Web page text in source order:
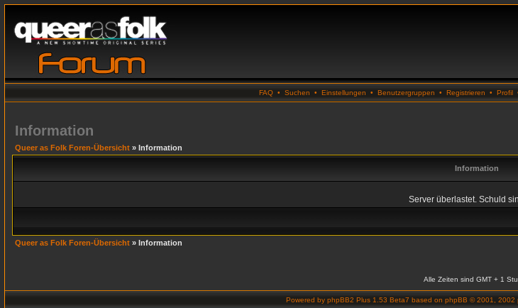
FAQ • Suchen • Einstellungen • Benutzergruppen • Registrieren • Profil
Information
Queer as Folk Foren-Übersicht » Information
Information
Server überlastet. Schuld
Queer as Folk Foren-Übersicht » Information
Alle Zeiten sind GMT + 1
Powered by phpBB2 Plus 1.53 Beta7 based on phpBB © 2001, 2002